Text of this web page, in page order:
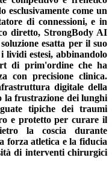
esclusivamente come un
di connessioni, e in
diretto, StrongBody AI
esatta per il suo
lividi estesi, abbinandolo
di prim'ordine che ha
con precisione clinica.
digitale della
la frustrazione dei lunghi
tipiche dei traumi
e protetto per curare il
la coscia durante
forza atletica e la fiducia
di interventi chirurgici